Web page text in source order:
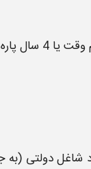
که مورد تایید نهادهای رسمی باشد.
شاغل دولتی